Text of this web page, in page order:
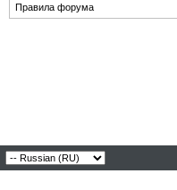
Правила форума